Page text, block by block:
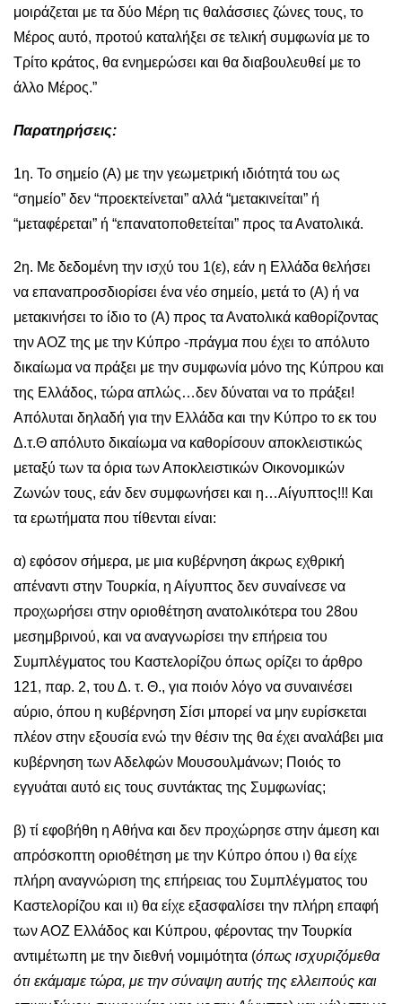
μοιράζεται με τα δύο Μέρη τις θαλάσσιες ζώνες τους, το
Μέρος αυτό, προτού καταλήξει σε τελική συμφωνία με το
Τρίτο κράτος, θα ενημερώσει και θα διαβουλευθεί με το
άλλο Μέρος.”
Παρατηρήσεις:
1η. Το σημείο (Α) με την γεωμετρική ιδιότητά του ως
“σημείο” δεν “προεκτείνεται” αλλά “μετακινείται” ή
“μεταφέρεται” ή “επανατοποθετείται” προς τα Ανατολικά.
2η. Με δεδομένη την ισχύ του 1(ε), εάν η Ελλάδα θελήσει
να επαναπροσδιορίσει ένα νέο σημείο, μετά το (Α) ή να
μετακινήσει το ίδιο το (Α) προς τα Ανατολικά καθορίζοντας
την ΑΟΖ της με την Κύπρο -πράγμα που έχει το απόλυτο
δικαίωμα να πράξει με την συμφωνία μόνο της Κύπρου και
της Ελλάδος, τώρα απλώς…δεν δύναται να το πράξει!
Απόλυται δηλαδή για την Ελλάδα και την Κύπρο το εκ του
Δ.τ.Θ απόλυτο δικαίωμα να καθορίσουν αποκλειστικώς
μεταξύ των τα όρια των Αποκλειστικών Οικονομικών
Ζωνών τους, εάν δεν συμφωνήσει και η…Αίγυπτος!!! Και
τα ερωτήματα που τίθενται είναι:
α) εφόσον σήμερα, με μια κυβέρνηση άκρως εχθρική
απέναντι στην Τουρκία, η Αίγυπτος δεν συναίνεσε να
προχωρήσει στην οριοθέτηση ανατολικότερα του 28ου
μεσημβρινού, και να αναγνωρίσει την επήρεια του
Συμπλέγματος του Καστελορίζου όπως ορίζει το άρθρο
121, παρ. 2, του Δ. τ. Θ., για ποιόν λόγο να συναινέσει
αύριο, όπου η κυβέρνηση Σίσι μπορεί να μην ευρίσκεται
πλέον στην εξουσία ενώ την θέσιν της θα έχει αναλάβει μια
κυβέρνηση των Αδελφών Μουσουλμάνων; Ποιός το
εγγυάται αυτό εις τους συντάκτας της Συμφωνίας;
β) τί εφοβήθη η Αθήνα και δεν προχώρησε στην άμεση και
απρόσκοπτη οριοθέτηση με την Κύπρο όπου ι) θα είχε
πλήρη αναγνώριση της επήρειας του Συμπλέγματος του
Καστελορίζου και ιι) θα είχε εξασφαλίσει την πλήρη επαφή
των ΑΟΖ Ελλάδος και Κύπρου, φέροντας την Τουρκία
αντιμέτωπη με την διεθνή νομιμότητα (όπως ισχυριζόμεθα
ότι εκάμαμε τώρα, με την σύναψη αυτής της ελλειπούς και